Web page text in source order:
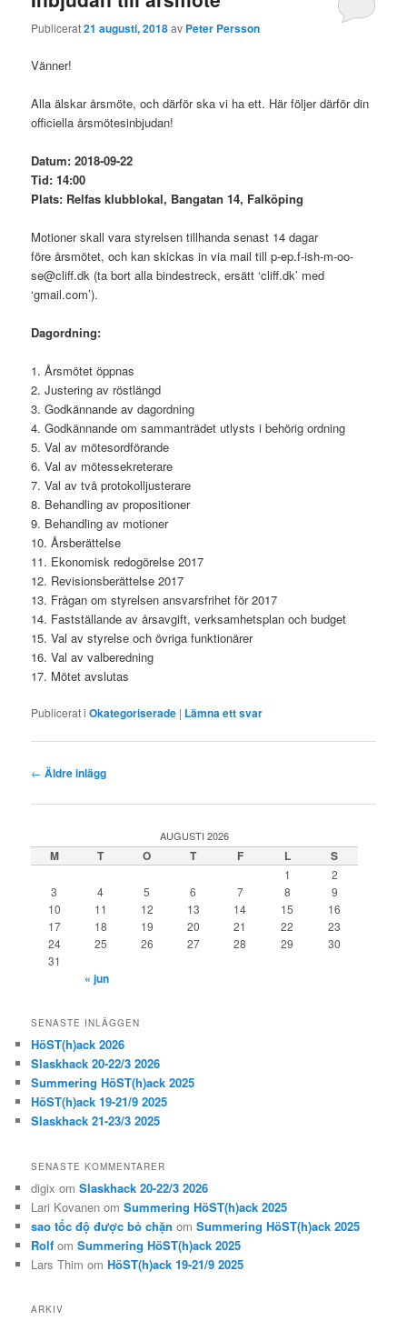
Publicerat21 augusti, 2018av Peter Persson
Vänner!
Alla älskar årsmöte, och därför ska vi ha ett. Här följer därför din
officiella årsmötesinbjudan!
Datum: 2018-09-22
Tid: 14:00
Plats: Relfas klubblokal, Bangatan 14, Falköping
Motioner skall vara styrelsen tillhanda senast 14 dagar
före årsmötet, och kan skickas in via mail till p-ep.f-ish-m-oo-
se@cliff.dk (ta bort alla bindestreck, ersätt ‘cliff.dk’ med
‘gmail.com’).
Dagordning:
1. Årsmötet öppnas
2. Justering av röstlängd
3. Godkännande av dagordning
4. Godkännande om sammanträdet utlysts i behörig ordning
5. Val av mötesordförande
6. Val av mötessekreterare
7. Val av två protokolljusterare
8. Behandling av propositioner
9. Behandling av motioner
10. Årsberättelse
11. Ekonomisk redogörelse 2017
12. Revisionsberättelse 2017
13. Frågan om styrelsen ansvarsfrihet för 2017
14. Fastställande av årsavgift, verksamhetsplan och budget
15. Val av styrelse och övriga funktionärer
16. Val av valberedning
17. Mötet avslutas
Publicerat i Okategoriserade | Lämna ett svar
Inläggsnavigering
← Äldre inlägg
AUGUSTI 2026
M T O T F L S
1
2
3
4 5 6 7 8
9
10
11 12 13 14 15
16
17
18 19 20 21 22
23
24
25 26 27 28 29
30
31
« jun
SENASTE INLÄGGEN
HöST(h)ack 2026
Slaskhack 20-22/3 2026
Summering HöST(h)ack 2025
HöST(h)ack 19-21/9 2025
Slaskhack 21-23/3 2025
SENASTE KOMMENTARER
digix omSlaskhack 20-22/3 2026
Lari Kovanen omSummering HöST(h)ack 2025
sao tốc độ được bỏ chặn omSummering HöST(h)ack 2025
Rolf omSummering HöST(h)ack 2025
Lars Thim omHöST(h)ack 19-21/9 2025
ARKIV